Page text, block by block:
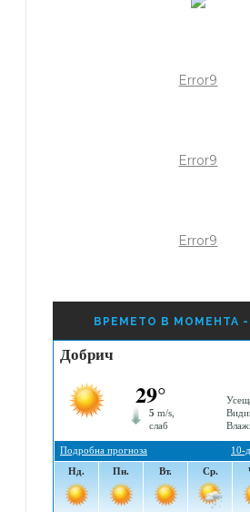
Error9
Error9
Error9
ВРЕМЕТО В МОМЕНТА -